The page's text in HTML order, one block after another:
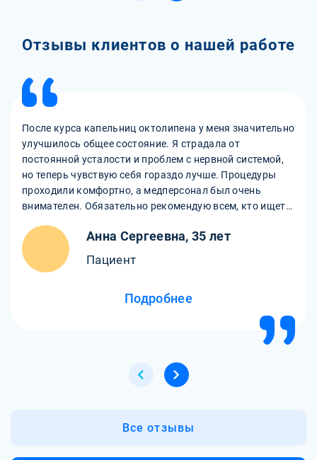
Отзывы клиентов о нашей работе
После курса капельниц октолипена у меня значительно
улучшилось общее состояние. Я страдала от
постоянной усталости и проблем с нервной системой,
но теперь чувствую себя гораздо лучше. Процедуры
проходили комфортно, а медперсонал был очень
внимателен. Обязательно рекомендую всем, кто ищет
Анна Сергеевна, 35 лет
Пациент
Подробнее
Все отзывы